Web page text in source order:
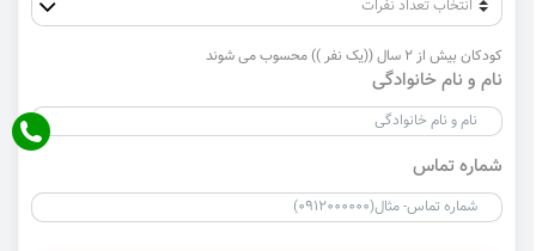
کودکان بیش از 2 سال ((یک نفر )) محسوب می شوند
نام و نام خانوادگی
شماره تماس